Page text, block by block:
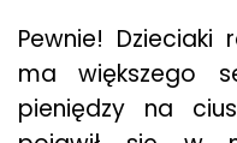
Pewnie!
ma większego
pieniędzy na